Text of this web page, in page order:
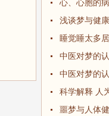
心、心胞的
浅谈梦与健康
睡觉睡太多
中医对梦的认
中医对梦的认
科学解释 人
噩梦与人体